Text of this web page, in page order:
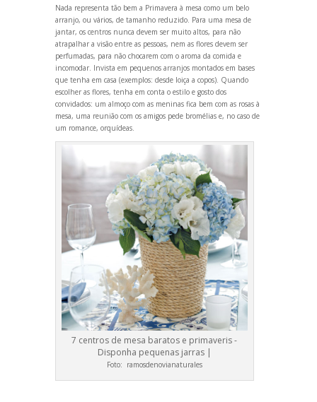
Nada representa tão bem a Primavera à mesa como um belo
arranjo, ou vários, de tamanho reduzido. Para uma mesa de
jantar, os centros nunca devem ser muito altos, para não
atrapalhar a visão entre as pessoas, nem as flores devem ser
perfumadas, para não chocarem com o aroma da comida e
incomodar. Invista em pequenos arranjos montados em bases
que tenha em casa (exemplos: desde loiça a copos). Quando
escolher as flores, tenha em conta o estilo e gosto dos
convidados: um almoço com as meninas fica bem com as rosas à
mesa, uma reunião com os amigos pede bromélias e, no caso de
um romance, orquídeas.
7 centros de mesa baratos e primaveris -
Disponha pequenas jarras |
Foto: ramosdenovianaturales